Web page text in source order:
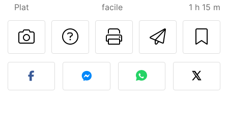
Plat facile 1 h 15 m
Imprimer
Poser une
Publier votre photo de